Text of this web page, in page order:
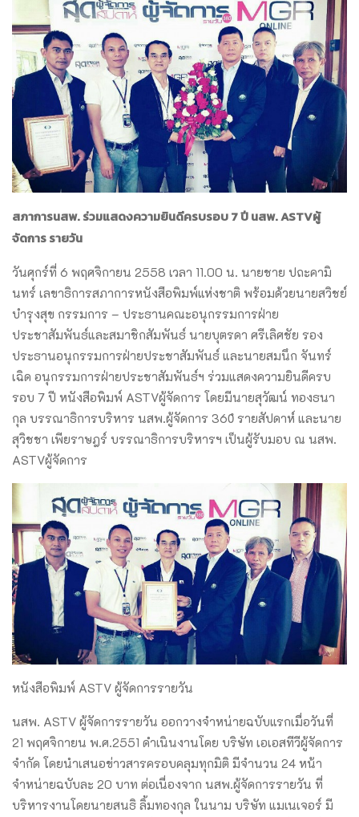
สภาการนสพ. ร่วมแสดงความยินดีครบรอบ 7 ปี นสพ. ASTVผู้
จัดการ รายวัน
วันศุกร์ที่ 6 พฤศจิกายน 2558 เวลา 11.00 น. นายชาย ปถะคามิ
นทร์ เลขาธิการสภาการหนังสือพิมพ์แห่งชาติ พร้อมด้วยนายสวิชย์
บำรุงสุข กรรมการ – ประธานคณะอนุกรรมการฝ่าย
ประชาสัมพันธ์และสมาชิกสัมพันธ์ นายบุตรดา ศรีเลิศชัย รอง
ประธานอนุกรรมการฝ่ายประชาสัมพันธ์ และนายสมนึก จันทร์
เฉิด อนุกรรมการฝ่ายประชาสัมพันธ์ฯ ร่วมแสดงความยินดีครบ
รอบ 7 ปี หนังสือพิมพ์ ASTVผู้จัดการ โดยมีนายสุวัฒน์ ทองธนา
กุล บรรณาธิการบริหาร นสพ.ผู้จัดการ 360ํ รายสัปดาห์ และนาย
สุวิชชา เพียราษฎร์ บรรณาธิการบริหารฯ เป็นผู้รับมอบ ณ นสพ.
ASTVผู้จัดการ
หนังสือพิมพ์ ASTV ผู้จัดการรายวัน
นสพ. ASTV ผู้จัดการรายวัน ออกวางจำหน่ายฉบับแรกเมื่อวันที่
21 พฤศจิกายน พ.ศ.2551 ดำเนินงานโดย บริษัท เอเอสทีวีผู้จัดการ
จำกัด โดยนำเสนอข่าวสารครอบคลุมทุกมิติ มีจำนวน 24 หน้า
จำหน่ายฉบับละ 20 บาท ต่อเนื่องจาก นสพ.ผู้จัดการรายวัน ที่
บริหารงานโดยนายสนธิ ลิ้มทองกุล ในนาม บริษัท แมเนเจอร์ มี